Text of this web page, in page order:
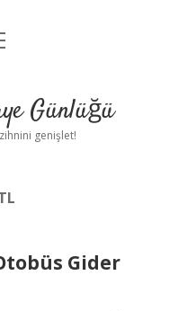
Günlüğü
genişlet!
Gider